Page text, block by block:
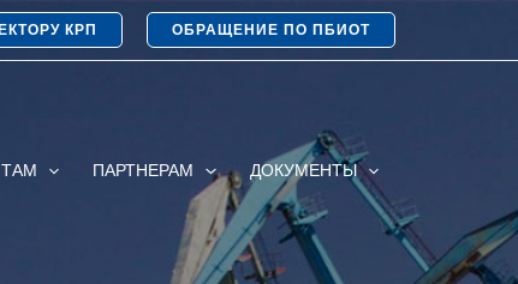
КРП ОБРАЩЕНИЕ ПО ПБИОТ
ПАРТНЕРАМ ДОКУМЕНТЫ